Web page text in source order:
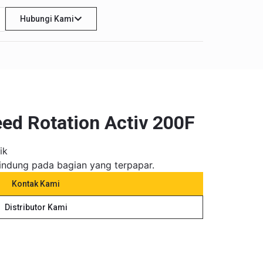
Hubungi Kami
Rotation Activ 200F
pada bagian yang terpapar.
Kontak Kami
Distributor Kami